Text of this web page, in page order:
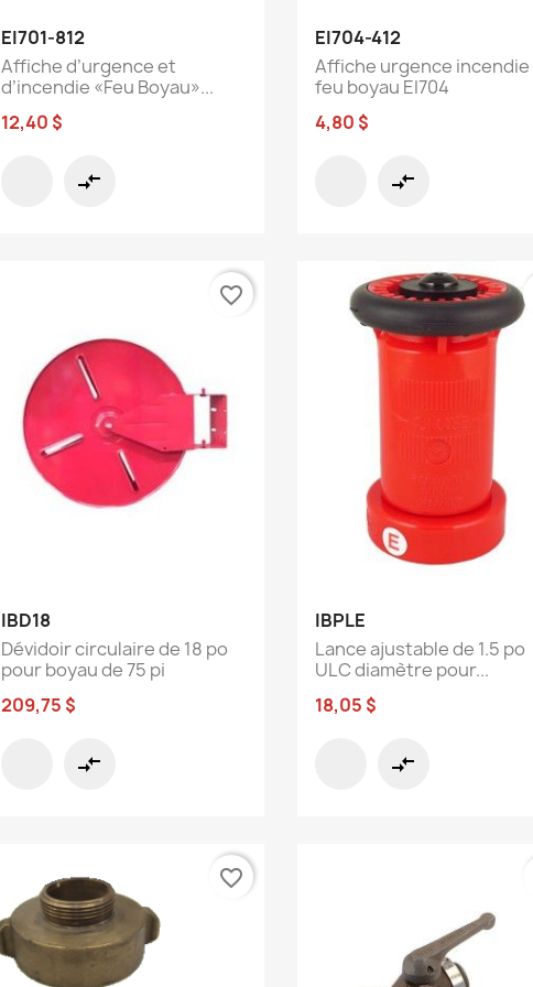
Aperçu rapide
EI701-812
Affiche d’urgence et
d’incendie «Feu Boyau»...
12,40 $
compare_arrows
Aperçu rapide
EI704-412
Affiche urgence incendie
feu boyau EI704
4,80 $
compare_arrows

IBD18
Dévidoir circulaire de 18 po
pour boyau de 75 pi
209,75 $
compare_arrows
favorite_border

IBPLE
Lance ajustable de 1.5 po
ULC diamètre pour...
18,05 $
compare_arrows
favorite_border